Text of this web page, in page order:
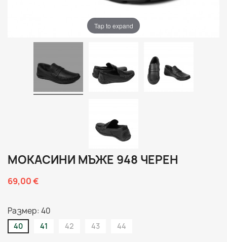
Tap to expand
МОКАСИНИ МЪЖЕ 948 ЧЕРЕН
69,00 €
Размер: 40
40 41 42 43 44